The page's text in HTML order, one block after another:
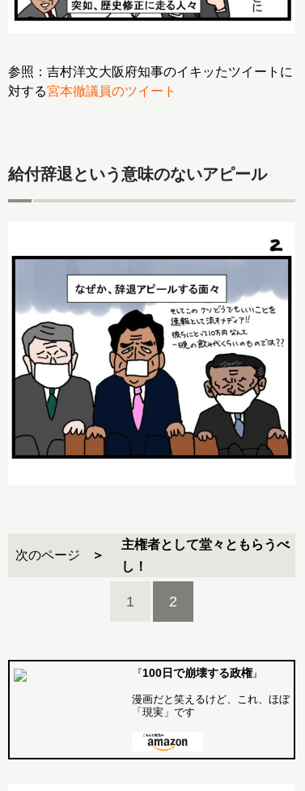
参照：吉村洋文大阪府知事のイキッたツイートに
対する宮本徹議員のツイート
給付辞退という意味のないアピール
次のページ
主権者として堂々ともらうべ
し！
1 2
『100日で崩壊する政権』
漫画だと笑えるけど、これ、ほぼ
「現実」です